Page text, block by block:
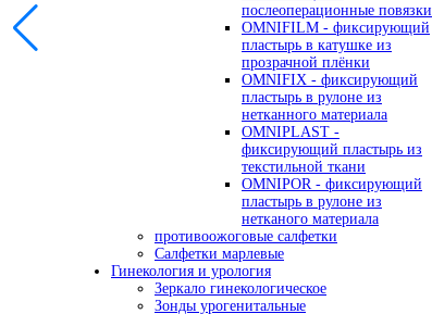
послеоперационные повязки
OMNIFILM - фиксирующий
пластырь в катушке из
прозрачной плёнки
OMNIFIX - фиксирующий
пластырь в рулоне из
нетканного материала
OMNIPLAST -
фиксирующий пластырь из
текстильной ткани
OMNIPOR - фиксирующий
пластырь в рулоне из
нетканого материала
противоожоговые салфетки
Салфетки марлевые
Гинекология и урология
Зеркало гинекологическое
Зонды урогенитальные